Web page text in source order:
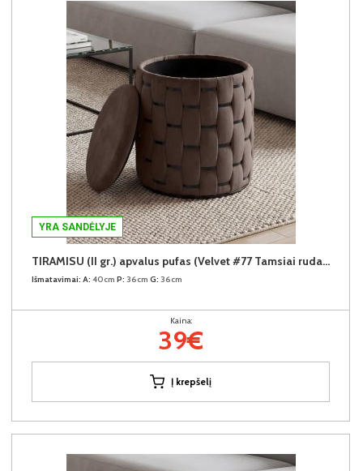
YRA SANDĖLYJE
TIRAMISU (II gr.) apvalus pufas (Velvet #77 Tamsiai rudas)
Išmatavimai: A: 40cm P: 36cm G: 36cm
Kaina:
39€
Į krepšelį